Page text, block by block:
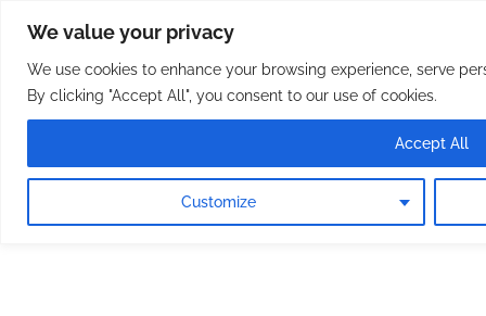
We value your privacy
We use cookies to enhance your browsing experience, serve
By clicking "Accept All", you consent to our use of cookies.
Customize
Accept All
content
Osterreichische Pfarreie